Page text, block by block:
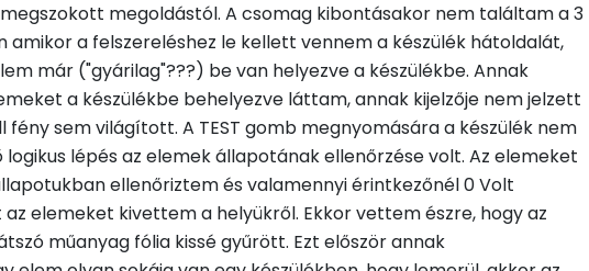
megoldástól. A csomag kibontásakor nem találtam a 3
amikor a felszereléshez le kellett vennem a készülék hátoldalát,
már ("gyárilag"???) be van helyezve a készülékbe. Annak
a készülékbe behelyezve láttam, annak kijelzője nem jelzett
sem világított. A TEST gomb megnyomására a készülék nem
lépés az elemek állapotának ellenőrzése volt. Az elemeket
ellenőriztem és valamennyi érintkezőnél 0 Volt
elemeket kivettem a helyükről. Ekkor vettem észre, hogy az
műanyag fólia kissé gyűrött. Ezt először annak